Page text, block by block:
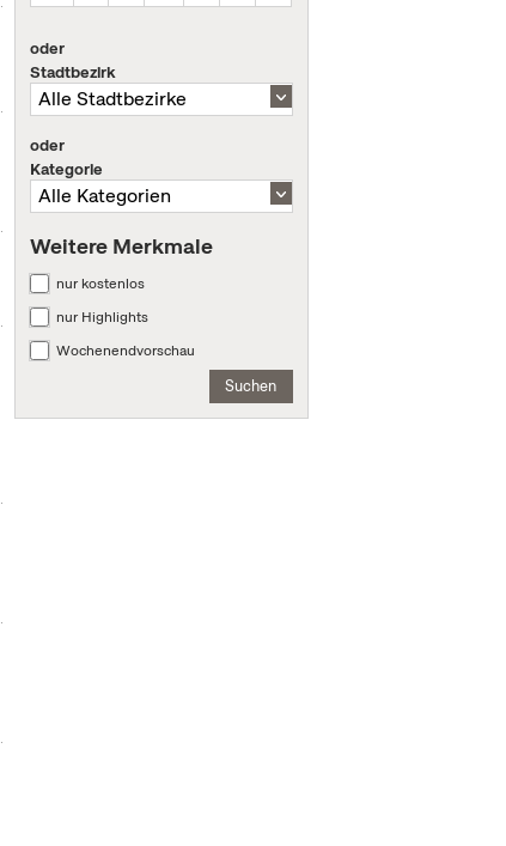
oder
Stadtbezirk
oder
Kategorie
Weitere Merkmale
nur kostenlos
nur Highlights
Wochenendvorschau
Suchen